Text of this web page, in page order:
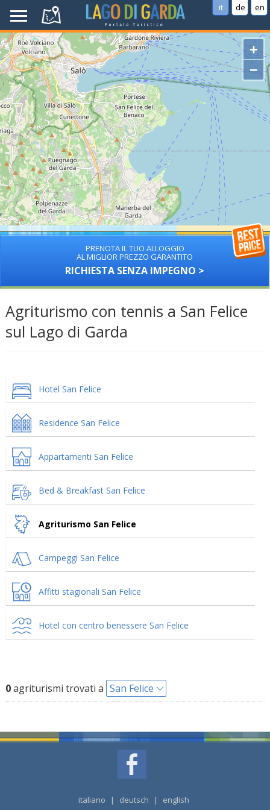
it de en
+
−
PRENOTA IL TUO ALLOGGIO
AL MIGLIOR PREZZO GARANTITO
RICHIESTA SENZA IMPEGNO >
Agriturismo con tennis a San Felice
sul Lago di Garda
Hotel San Felice
Residence San Felice
Appartamenti San Felice
Bed & Breakfast San Felice
Agriturismo San Felice
Campeggi San Felice
Affitti stagionali San Felice
Hotel con centro benessere San Felice
0agriturismi trovati a San Felice
italiano | deutsch | english